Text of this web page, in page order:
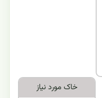
خاک مورد نياز